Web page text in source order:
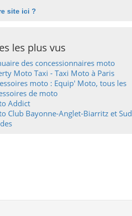
site ici ?
les plus vus
des concessionnaires moto
Moto Taxi - Taxi Moto à Paris
moto : Equip' Moto, tous les
de moto
Addict
Club Bayonne-Anglet-Biarritz et Sud